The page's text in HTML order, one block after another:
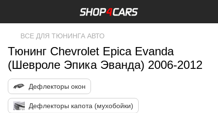
ВСЕ ДЛЯ ТЮНИНГА АВТО
Тюнинг Chevrolet Epica Evanda
(Шевроле Эпика Эванда) 2006-2012
Дефлекторы окон
Дефлекторы капота (мухобойки)